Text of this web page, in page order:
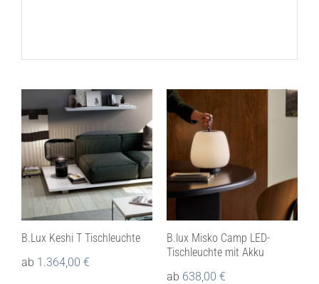
Marken
Ratgeber
Sale
B.Lux Keshi T Tischleuchte
ab 1.364,00 €
B.lux Misko Camp LED-
Tischleuchte mit Akku
ab 638,00 €